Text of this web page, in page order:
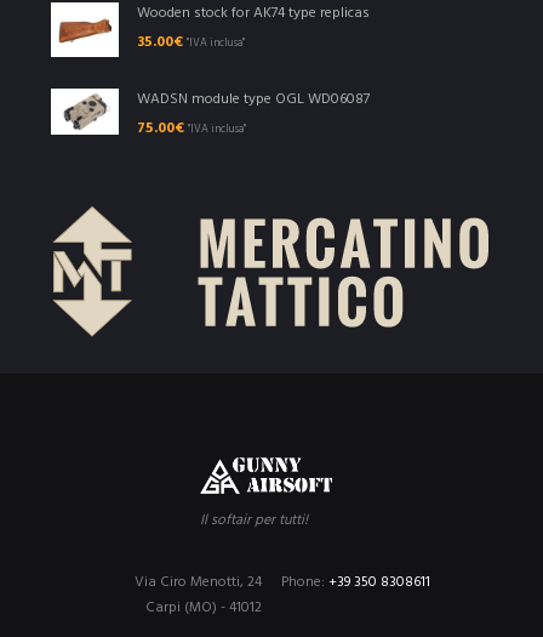
Wooden stock for AK74 type replicas
35.00€ "IVA inclusa"
WADSN module type OGL WD06087
75.00€ "IVA inclusa"
Il softair per tutti!
Phone: +39 350 8308611
Via Ciro Menotti, 24
Carpi (MO) - 41012